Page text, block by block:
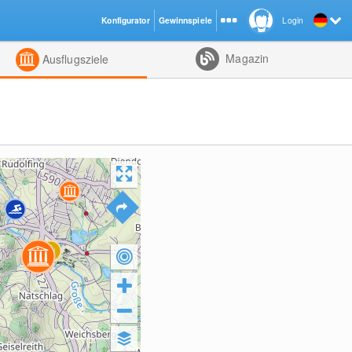
Ausflugsziele Magazin
Login
Konfigurator Gewinnspiele